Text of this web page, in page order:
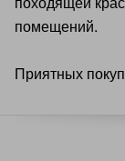
помещений.
Приятных